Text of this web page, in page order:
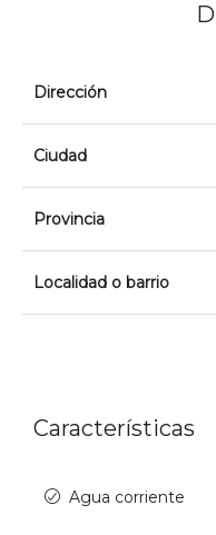
Dirección
Ciudad
Provincia
Localidad o barrio
Características
Agua corriente